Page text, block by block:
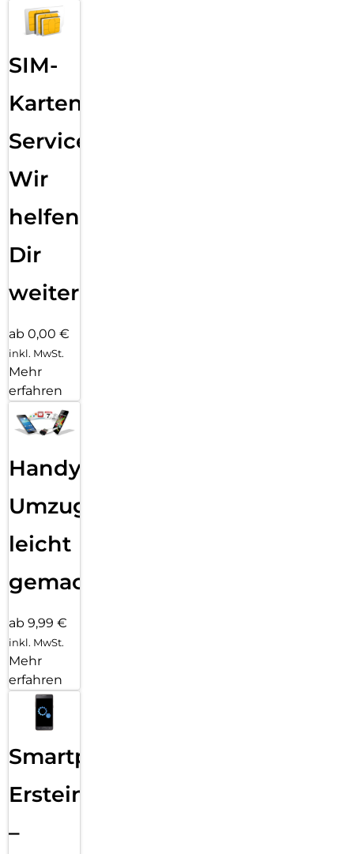
SIM-
Karten
Service:
Wir
helfen
Dir
weiter
ab 0,00 €
inkl. MwSt.
Mehr
erfahren
Handy
Umzug
leicht
gemacht!
ab 9,99 €
inkl. MwSt.
Mehr
erfahren
Smartphone
Ersteinrichtung
–